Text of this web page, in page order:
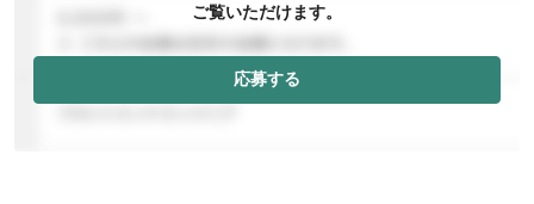
ご覧いただけます。
応募する